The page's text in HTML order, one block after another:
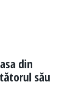
din
său